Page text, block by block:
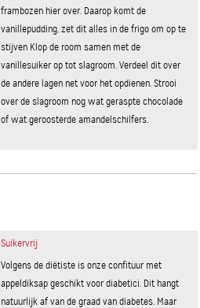
frambozen hier over. Daarop komt de
vanillepudding, zet dit alles in de frigo om op te
stijven Klop de room samen met de
vanillesuiker op tot slagroom. Verdeel dit over
de andere lagen net voor het opdienen. Strooi
over de slagroom nog wat geraspte chocolade
of wat geroosterde amandelschilfers.
Suikervrij
Volgens de diëtiste is onze confituur met
appeldiksap geschikt voor diabetici. Dit hangt
natuurlijk af van de graad van diabetes. Maar